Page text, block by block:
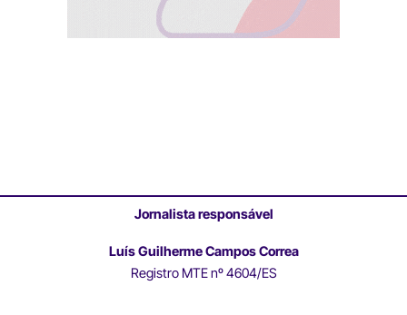
Jornalista responsável
Luís Guilherme Campos Correa
Registro MTE nº 4604/ES